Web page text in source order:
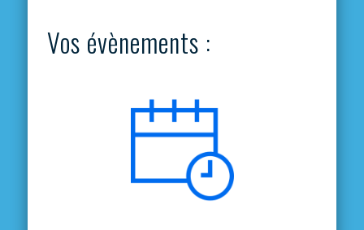
Vos évènements :